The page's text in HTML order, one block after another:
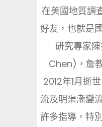
在美國地質調
好友，也就是
研究專家
Chen)，詹
2012年1月逝
流及明渠漸變
許多指導，特